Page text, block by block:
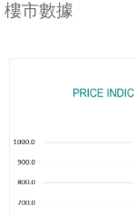
樓市數據